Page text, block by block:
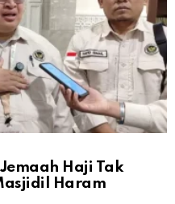
Haji Tak
Haram